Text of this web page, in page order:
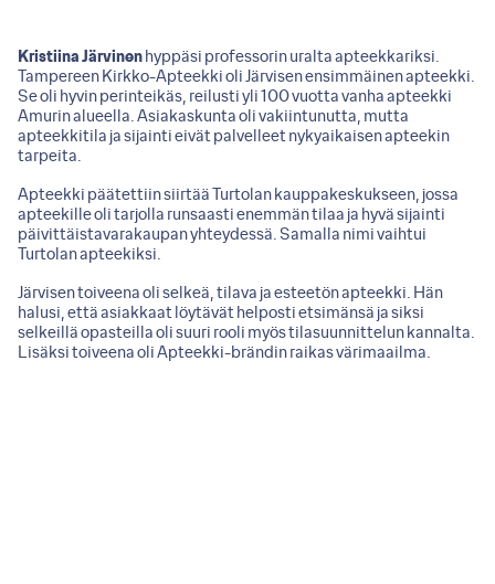
Kristiina Järvinen hyppäsi professorin uralta apteekkariksi.
Tampereen Kirkko-Apteekki oli Järvisen ensimmäinen apteekki.
Se oli hyvin perinteikäs, reilusti yli 100 vuotta vanha apteekki
Amurin alueella. Asiakaskunta oli vakiintunutta, mutta
apteekkitila ja sijainti eivät palvelleet nykyaikaisen apteekin
tarpeita.
Apteekki päätettiin siirtää Turtolan kauppakeskukseen, jossa
apteekille oli tarjolla runsaasti enemmän tilaa ja hyvä sijainti
päivittäistavarakaupan yhteydessä. Samalla nimi vaihtui
Turtolan apteekiksi.
Järvisen toiveena oli selkeä, tilava ja esteetön apteekki. Hän
halusi, että asiakkaat löytävät helposti etsimänsä ja siksi
selkeillä opasteilla oli suuri rooli myös tilasuunnittelun kannalta.
Lisäksi toiveena oli Apteekki-brändin raikas värimaailma.